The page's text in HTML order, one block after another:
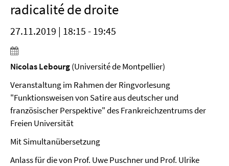
radicalité de droite
27.11.2019 | 18:15 - 19:45
Nicolas Lebourg(Université de Montpellier)
Veranstaltung im Rahmen der Ringvorlesung
"Funktionsweisen von Satire aus deutscher und
französischer Perspektive"des Frankreichzentrums der
Freien Universität
Mit Simultanübersetzung
Anlass für die von Prof. Uwe Puschner und Prof. Ulrike